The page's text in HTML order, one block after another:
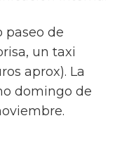
paseo de
un taxi
aprox). La
domingo de